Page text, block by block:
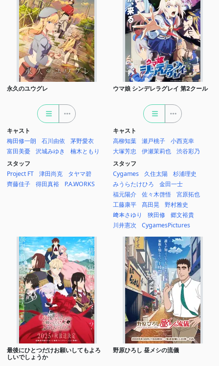
永久のユウグレ
キャスト
梅田修一朗
石川由依
茅野愛衣
富田美憂
沢城みゆき
楠木ともり
スタッフ
Project FT
津田尚克
タヤマ碧
齊藤佳子
得田真裕 P.A.WORKS
ウマ娘 シンデレラグレイ 第2クール
キャスト
高柳知葉
瀬戸桃子
小西克幸
大塚芳忠
伊瀬茉莉也
渋谷彩乃
スタッフ
Cygames
久住太陽
杉浦理史
みうらたけひろ
金田一士
福元陽介
佐々木啓悟
宮原拓也
工藤康平
髙田晃
野村雅史
﨑本さゆり
狹田修
郷文裕貴
川井憲次
CygamesPictures
最後にひとつだけお願いしてもよろ
しいでしょうか
野原ひろし 昼メシの流儀